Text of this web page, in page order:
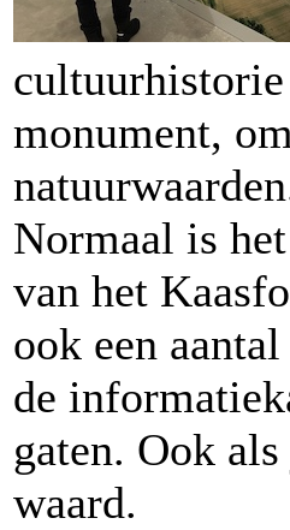
monument,
Normaal is
van het
ook een
de
gaten. Ook
waard.